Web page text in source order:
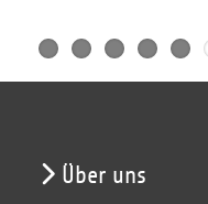
Über uns